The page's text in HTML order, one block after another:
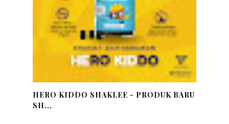
HERO KIDDO SHAKLEE - PRODUK BARU
SH...